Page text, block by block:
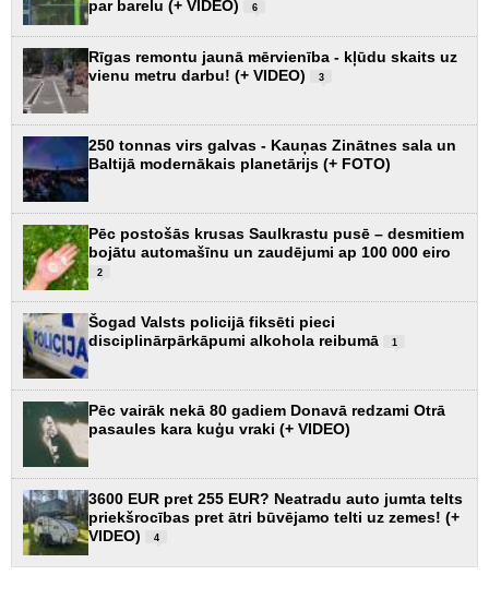
par barelu (+ VIDEO)
6
Rīgas remontu jaunā mērvienība - kļūdu skaits uz
vienu metru darbu! (+ VIDEO)
3
250 tonnas virs galvas - Kauņas Zinātnes sala un
Baltijā modernākais planetārijs (+ FOTO)
Pēc postošās krusas Saulkrastu pusē – desmitiem
bojātu automašīnu un zaudējumi ap 100 000 eiro
2
Šogad Valsts policijā fiksēti pieci
disciplinārpārkāpumi alkohola reibumā
1
Pēc vairāk nekā 80 gadiem Donavā redzami Otrā
pasaules kara kuģu vraki (+ VIDEO)
3600 EUR pret 255 EUR? Neatradu auto jumta telts
priekšrocības pret ātri būvējamo telti uz zemes! (+
VIDEO)
4